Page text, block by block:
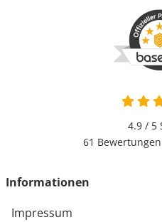
4.9 / 5
61
Informationen
Impressum